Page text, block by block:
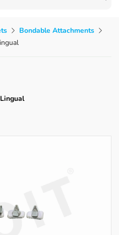
Bondable Attachments